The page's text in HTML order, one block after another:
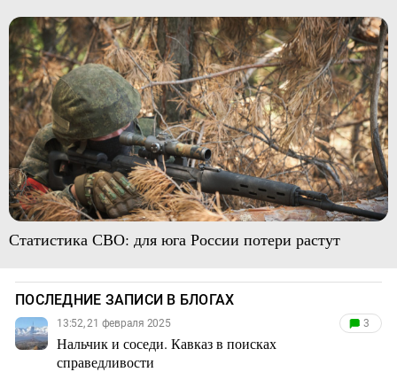
Статистика СВО: для юга России потери растут
ПОСЛЕДНИЕ ЗАПИСИ В БЛОГАХ
13:52, 21 февраля 2025
Нальчик и соседи. Кавказ в поисках
справедливости
3